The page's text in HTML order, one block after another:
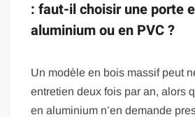
: faut-il choisir une porte
aluminium ou en PVC ?
Un modèle en bois massif peut
entretien deux fois par an, alors
en aluminium n’en demande